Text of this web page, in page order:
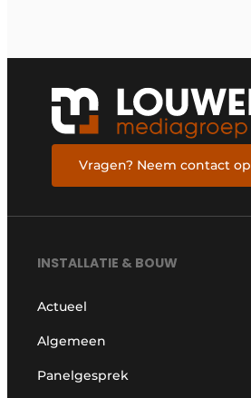
Vragen? Neem contact op
INSTALLATIE & BOUW
Actueel
Algemeen
Panelgesprek